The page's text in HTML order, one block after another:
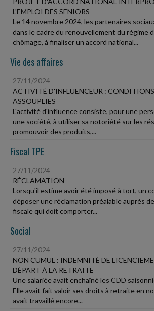
L'EMPLOI DES SENIORS
Le 14 novembre 2024, les partenaires
dans le cadre du renouvellement du régime
chômage, à finaliser un accord national...
Vie des affaires
27/11/2024
ACTIVITÉ D'INFLUENCEUR :
ASSOUPLIES
L'activité d'influence consiste, pour une
une société, à utiliser sa notoriété sur les
promouvoir des produits,...
Fiscal TPE
27/11/2024
RÉCLAMATION
Lorsqu'il estime avoir été imposé à tort, un
déposer une réclamation préalable auprès
fiscale qui doit comporter...
Social
27/11/2024
NON CUMUL : INDEMNITÉ DE
DÉPART À LA RETRAITE
Une salariée avait enchaîné les CDD
Elle avait fait valoir ses droits à retraite en
avait travaillé encore...